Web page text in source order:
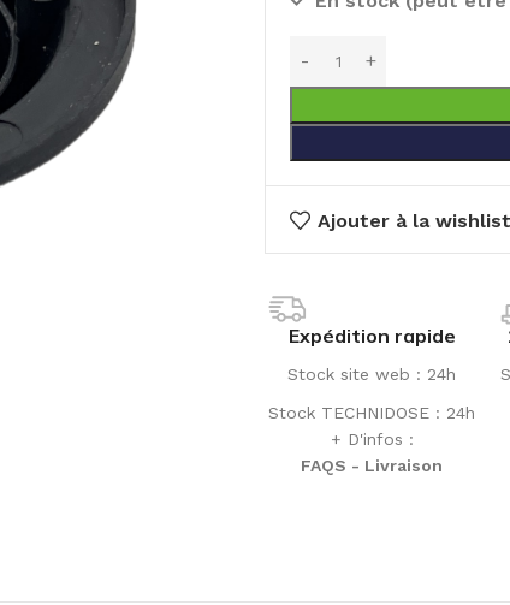
Ajouter à la
Expédition rapide
Stock site web : 24h
Stock TECHNIDOSE : 24h
+ D'infos :
FAQS - Livraison